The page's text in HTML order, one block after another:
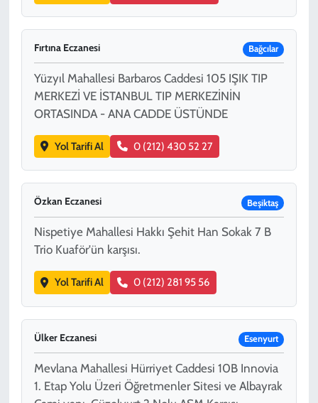
Fırtına Eczanesi Bağcılar
Yüzyıl Mahallesi Barbaros Caddesi 105 IŞIK TIP
MERKEZİ VE İSTANBUL TIP MERKEZİNİN
ORTASINDA - ANA CADDE ÜSTÜNDE
Yol Tarifi Al 0 (212) 430 52 27
Özkan Eczanesi Beşiktaş
Nispetiye Mahallesi Hakkı Şehit Han Sokak 7 B
Trio Kuaför'ün karşısı.
Yol Tarifi Al 0 (212) 281 95 56
Ülker Eczanesi Esenyurt
Mevlana Mahallesi Hürriyet Caddesi 10B Innovia
1. Etap Yolu Üzeri Öğretmenler Sitesi ve Albayrak